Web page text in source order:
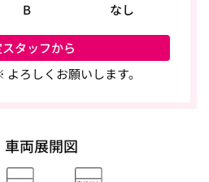
B なし
タッフから
ろしくお願いします。
車両展開図